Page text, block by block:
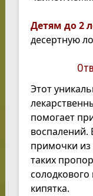
Детям до 2
десертную
Этот
помогает
воспалений.
примочки из
таких
солодкового
кипятка.